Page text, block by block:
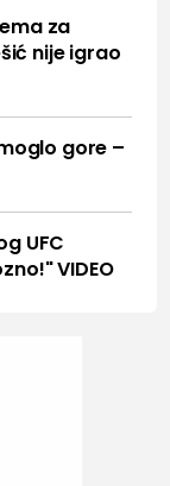
za
nije igrao
gore –
UFC
VIDEO